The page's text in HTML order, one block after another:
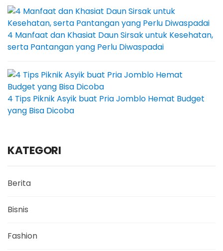
4 Manfaat dan Khasiat Daun Sirsak untuk Kesehatan,
serta Pantangan yang Perlu Diwaspadai
4 Tips Piknik Asyik buat Pria Jomblo Hemat Budget
yang Bisa Dicoba
KATEGORI
Berita
Bisnis
Fashion